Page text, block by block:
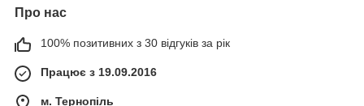
Про нас
100% позитивних з 30 відгуків за рік
Працює з 19.09.2016
м. Тернопіль